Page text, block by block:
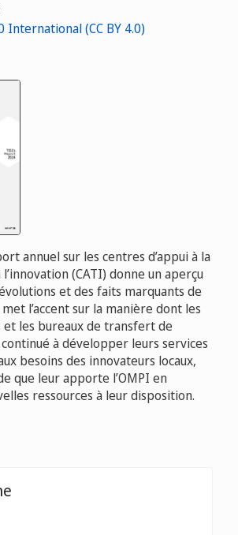
annuel sur les centres d’appui à la
(CATI) donne un aperçu
et des faits marquants de
l’accent sur la manière dont les
et les bureaux de transfert de
à développer leurs services
besoins des innovateurs locaux,
que leur apporte l’OMPI en
ressources à leur disposition.